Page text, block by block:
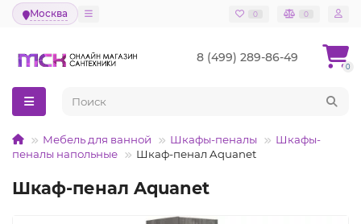
Москва 0 0
8 (499) 289-86-49
0
Мебель для ванной Шкафы-пеналы
Шкафы-
пеналы напольные
Шкаф-пенал Aquanet
Шкаф-пенал Aquanet